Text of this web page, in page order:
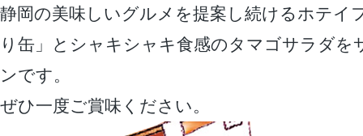
静岡の美味しいグルメを提案し続けるホテイ
り缶」とシャキシャキ食感のタマゴサラダを
ンです。
ぜひ一度ご賞味ください。